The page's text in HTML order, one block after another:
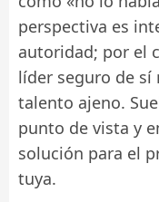
perspectiva es
autoridad; por el
líder seguro de sí
talento ajeno.
punto de vista y
solución para el
tuya.